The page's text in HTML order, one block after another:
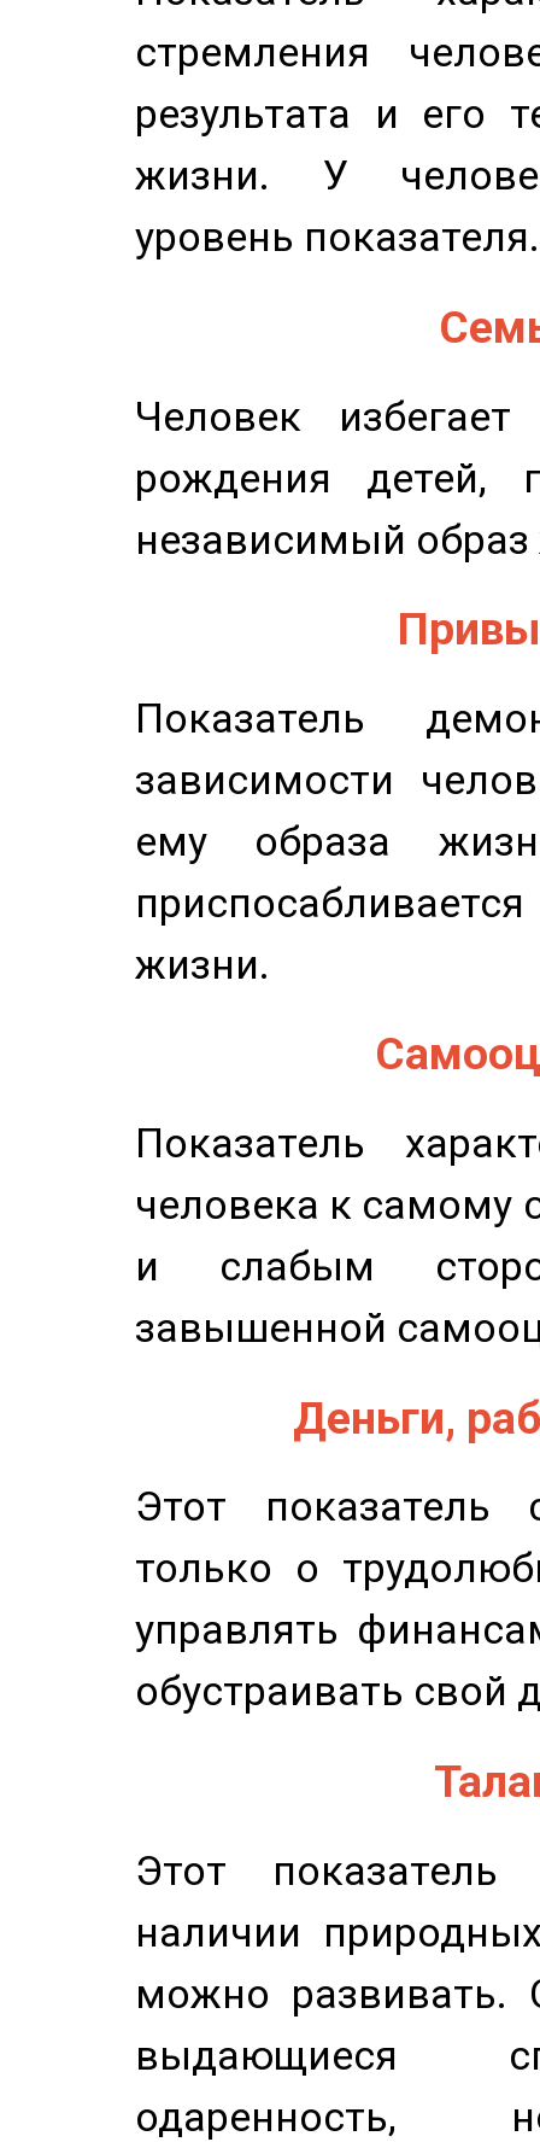
стремления
результата и его
жизни. У
уровень показателя.
Человек
рождения детей,
независимый
Показатель
зависимости
ему образа
жизни.
Показатель
человека к самому
и слабым
завышенной
Деньги,
Этот показатель
только о
управлять
обустраивать свой
Этот показатель
наличии
можно развивать.
выдающиеся
одаренность,